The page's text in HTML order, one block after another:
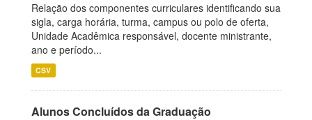
Relação dos componentes curriculares identificando sua
sigla, carga horária, turma, campus ou polo de oferta,
Unidade Acadêmica responsável, docente ministrante,
ano e período...
CSV
Alunos Concluídos da Graduação